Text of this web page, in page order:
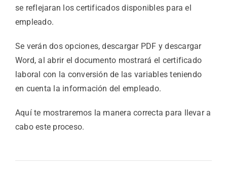
se reflejaran los certificados disponibles para el
empleado.
Se verán dos opciones, descargar PDF y descargar
Word, al abrir el documento mostrará el certificado
laboral con la conversión de las variables teniendo
en cuenta la información del empleado.
Aquí te mostraremos la manera correcta para llevar a
cabo este proceso.